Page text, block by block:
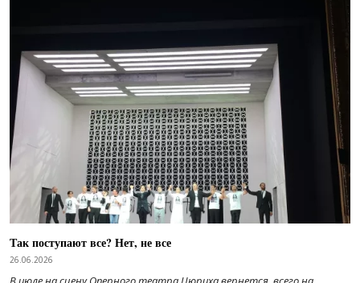
Так поступают все? Нет, не все
26.06.2026